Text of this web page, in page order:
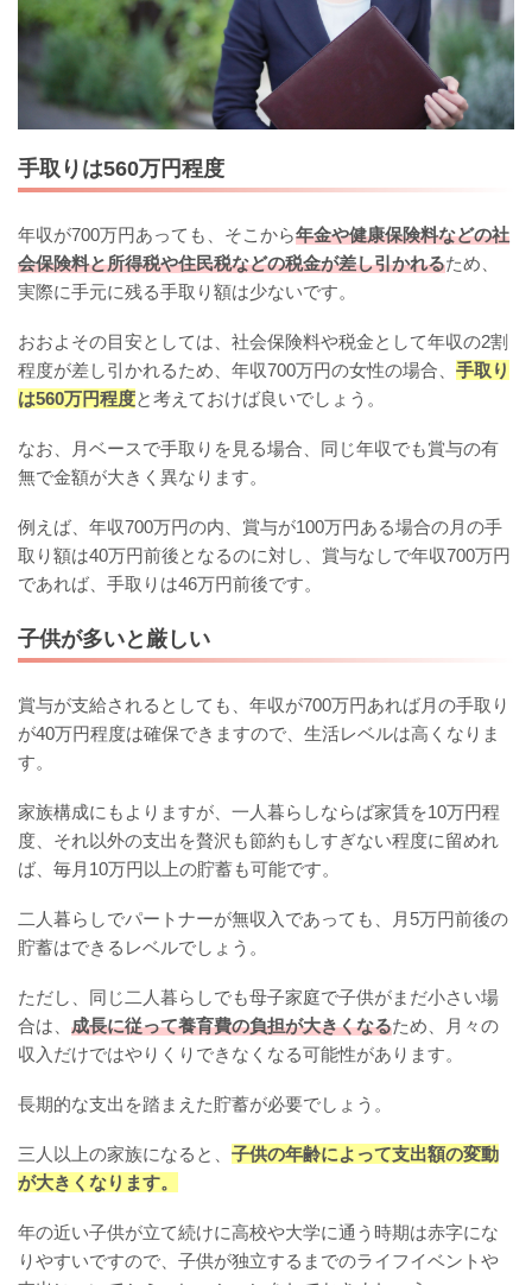
手取りは560万円程度
年収が700万円あっても、そこから年金や健康保険料などの社
会保険料と所得税や住民税などの税金が差し引かれるため、
実際に手元に残る手取り額は少ないです。
おおよその目安としては、社会保険料や税金として年収の2割
程度が差し引かれるため、年収700万円の女性の場合、 手取り
は560万円程度と考えておけば良いでしょう。
なお、月ベースで手取りを見る場合、同じ年収でも賞与の有
無で金額が大きく異なります。
例えば、年収700万円の内、賞与が100万円ある場合の月の手
取り額は40万円前後となるのに対し、賞与なしで年収700万円
であれば、手取りは46万円前後です。
子供が多いと厳しい
賞与が支給されるとしても、年収が700万円あれば月の手取り
が40万円程度は確保できますので、生活レベルは高くなりま
す。
家族構成にもよりますが、一人暮らしならば家賃を10万円程
度、それ以外の支出を贅沢も節約もしすぎない程度に留めれ
ば、毎月10万円以上の貯蓄も可能です。
二人暮らしでパートナーが無収入であっても、月5万円前後の
貯蓄はできるレベルでしょう。
ただし、同じ二人暮らしでも母子家庭で子供がまだ小さい場
合は、 成長に従って養育費の負担が大きくなるため、月々の
収入だけではやりくりできなくなる可能性があります。
長期的な支出を踏まえた貯蓄が必要でしょう。
三人以上の家族になると、 子供の年齢によって支出額の変動
が大きくなります。
年の近い子供が立て続けに高校や大学に通う時期は赤字にな
りやすいですので、子供が独立するまでのライフイベントや